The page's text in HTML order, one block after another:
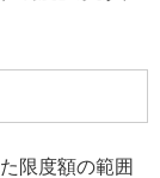
限度額の範囲